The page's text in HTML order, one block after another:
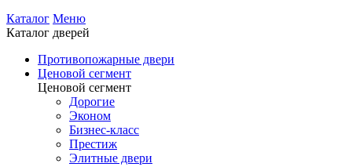
Каталог Меню
Каталог дверей
Противопожарные двери
Ценовой сегмент
Ценовой сегмент
Дорогие
Эконом
Бизнес-класс
Престиж
Элитные двери